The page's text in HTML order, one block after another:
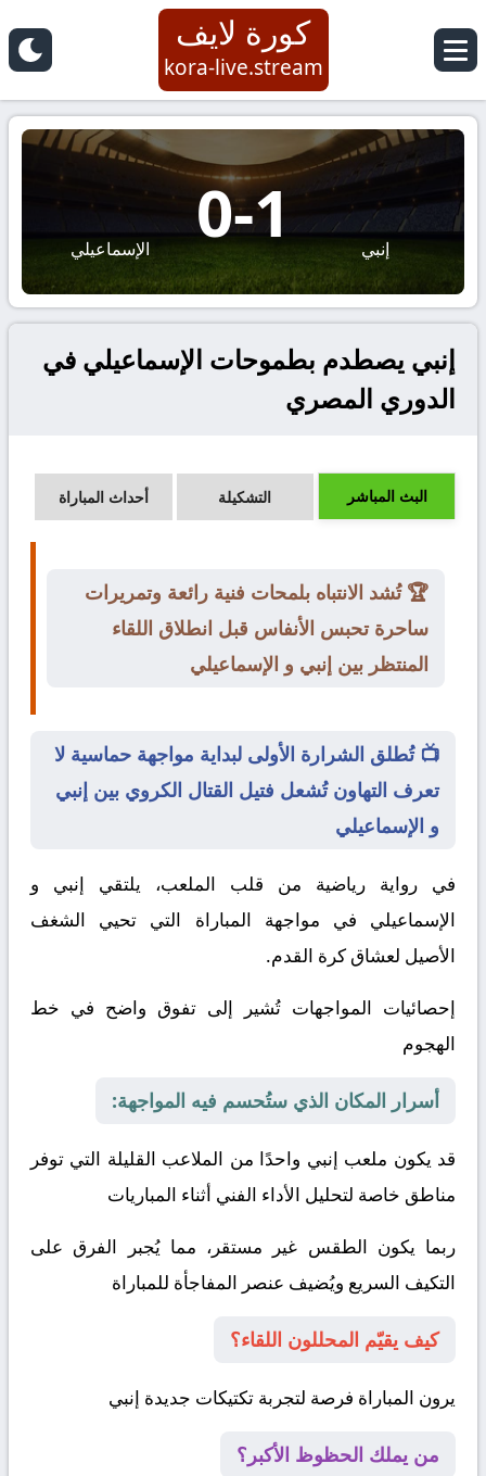
كورة لايف
kora-live.stream
إنبي 1
-
0 الإسماعيلي
إنبي يصطدم بطموحات الإسماعيلي في
الدوري المصري
البث المباشر التشكيلة أحداث المباراة
🏆 تُشد الانتباه بلمحات فنية رائعة وتمريرات
ساحرة تحبس الأنفاس قبل انطلاق اللقاء
المنتظر بين إنبي و الإسماعيلي
📺 تُطلق الشرارة الأولى لبداية مواجهة حماسية لا
تعرف التهاون تُشعل فتيل القتال الكروي بين إنبي
و الإسماعيلي
في رواية رياضية من قلب الملعب، يلتقي إنبي و
الإسماعيلي في مواجهة المباراة التي تحيي الشغف
الأصيل لعشاق كرة القدم.
إحصائيات المواجهات تُشير إلى تفوق واضح في خط
الهجوم
أسرار المكان الذي ستُحسم فيه المواجهة:
قد يكون ملعب إنبي واحدًا من الملاعب القليلة التي توفر
مناطق خاصة لتحليل الأداء الفني أثناء المباريات
ربما يكون الطقس غير مستقر، مما يُجبر الفرق على
التكيف السريع ويُضيف عنصر المفاجأة للمباراة
كيف يقيّم المحللون اللقاء؟
يرون المباراة فرصة لتجربة تكتيكات جديدة إنبي
من يملك الحظوظ الأكبر؟